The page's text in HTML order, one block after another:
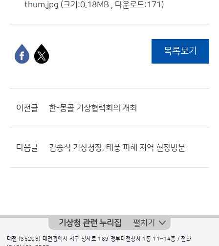
thum.jpg (크기:0.18MB , 다운로드:171)
목록보기
이전글 한-몽골 기상협력회의 개최
다음글 김종석 기상청장, 태풍 피해 지역 현장방문
기상청 관련 누리집 펼치기
대전 (35208) 대전광역시 서구 청사로 189 정부대전청사 1동 11~14층 / 전화